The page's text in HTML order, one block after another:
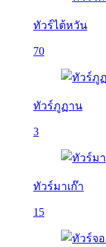
ทัวร์ไต้หวัน
70
ทัวร์ภูฏาน
3
ทัวร์มาเก๊า
15